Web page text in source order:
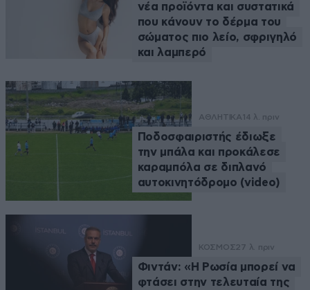
νέα προϊόντα και συστατικά
που κάνουν το δέρμα του
σώματος πιο λείο, σφριγηλό
και λαμπερό
ΑΘΛΗΤΙΚΑ 14 λ. πριν
Ποδοσφαιριστής έδιωξε
την μπάλα και προκάλεσε
καραμπόλα σε διπλανό
αυτοκινητόδρομο (video)
ΚΟΣΜΟΣ27 λ. πριν
Φιντάν: «Η Ρωσία μπορεί να
φτάσει στην τελευταία της